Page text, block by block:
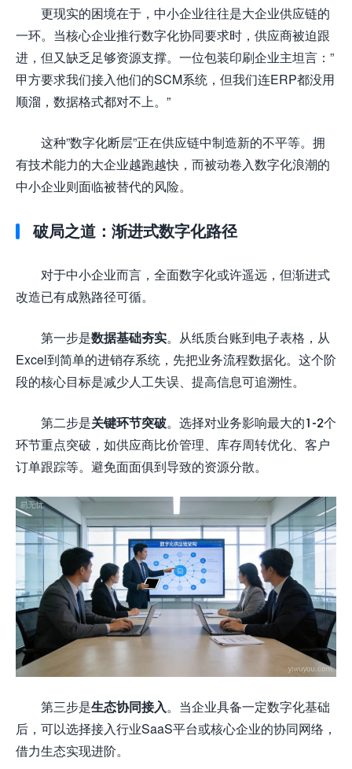
更现实的困境在于，中小企业往往是大企业供应链的
一环。当核心企业推行数字化协同要求时，供应商被迫跟
进，但又缺乏足够资源支撑。一位包装印刷企业主坦言：”
甲方要求我们接入他们的SCM系统，但我们连ERP都没用
顺溜，数据格式都对不上。”
这种”数字化断层”正在供应链中制造新的不平等。拥
有技术能力的大企业越跑越快，而被动卷入数字化浪潮的
中小企业则面临被替代的风险。
破局之道：渐进式数字化路径
对于中小企业而言，全面数字化或许遥远，但渐进式
改造已有成熟路径可循。
第一步是数据基础夯实。从纸质台账到电子表格，从
Excel到简单的进销存系统，先把业务流程数据化。这个阶
段的核心目标是减少人工失误、提高信息可追溯性。
第二步是关键环节突破。选择对业务影响最大的1-2个
环节重点突破，如供应商比价管理、库存周转优化、客户
订单跟踪等。避免面面俱到导致的资源分散。
第三步是生态协同接入 。当企业具备一定数字化基础
后，可以选择接入行业SaaS平台或核心企业的协同网络，
借力生态实现进阶。